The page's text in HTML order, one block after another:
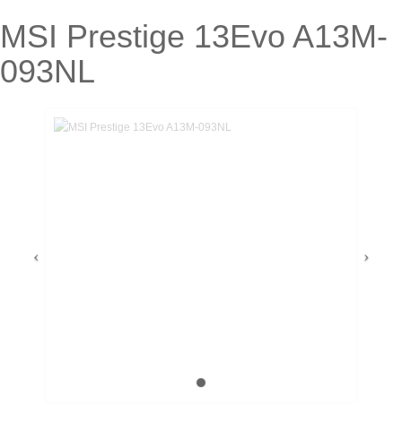
MSI Prestige 13Evo A13M-
093NL